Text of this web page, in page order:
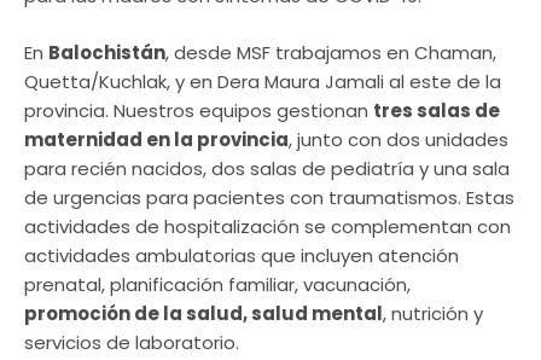
En Balochistán, desde MSF trabajamos en Chaman,
Quetta/Kuchlak, y en Dera Maura Jamali al este de la
provincia. Nuestros equipos gestionan tres salas de
maternidad en la provincia, junto con dos unidades
para recién nacidos, dos salas de pediatría y una sala
de urgencias para pacientes con traumatismos. Estas
actividades de hospitalización se complementan con
actividades ambulatorias que incluyen atención
prenatal, planificación familiar, vacunación,
promoción de la salud, salud mental, nutrición y
servicios de laboratorio.